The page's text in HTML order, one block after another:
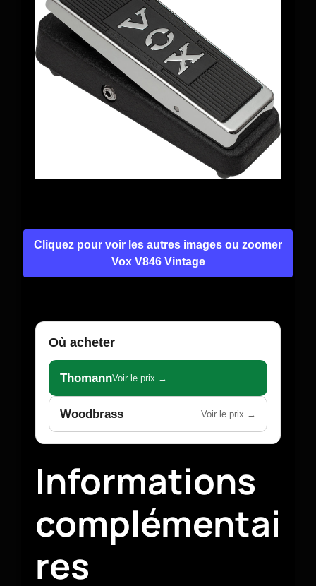
Cliquez pour voir les autres images ou zoomer
Vox V846 Vintage
Où acheter
ThomannVoir le prix →
Woodbrass Voir le prix →
Informations
complémentai
res